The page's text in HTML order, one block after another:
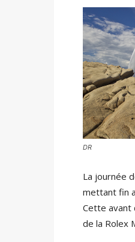
DR
La journée
mettant fin
Cette avant
de la Rolex